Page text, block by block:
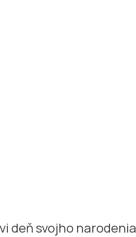
deň svojho